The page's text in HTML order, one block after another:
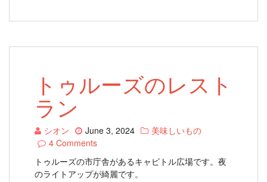
トゥルーズのレスト
ラン
シオン June 3, 2024
美味しいもの
4 Comments
トゥルーズの市庁舎があるキャピトル広場です。夜
のライトアップが綺麗です。